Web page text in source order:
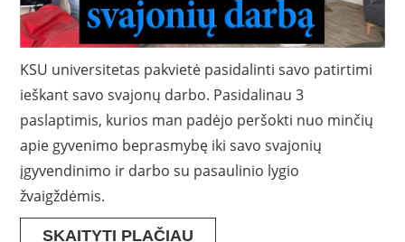
KSU universitetas pakvietė pasidalinti savo patirtimi
ieškant savo svajonų darbo. Pasidalinau 3
paslaptimis, kurios man padėjo peršokti nuo minčių
apie gyvenimo beprasmybę iki savo svajonių
įgyvendinimo ir darbo su pasaulinio lygio
žvaigždėmis.
SKAITYTI PLAČIAU